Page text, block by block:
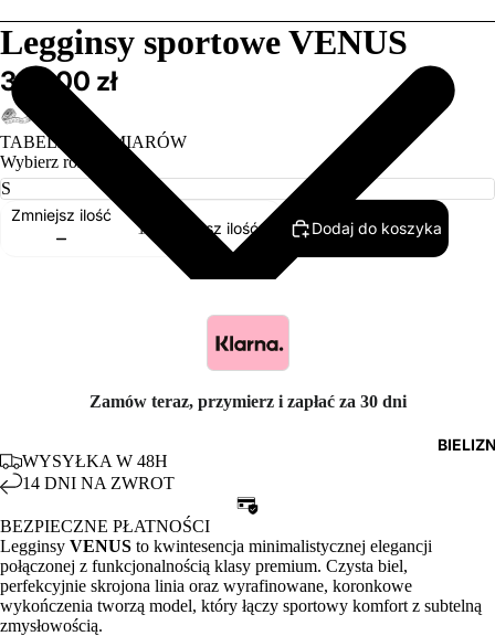
Legginsy sportowe VENUS
369,00 zł
TABELA ROZMIARÓW
Wybierz rozmiar
Zmniejsz ilość
Zwiększ ilość Dodaj do koszyka
Zamów teraz, przymierz i zapłać za 30 dni
WYSYŁKA W 48H
14 DNI NA ZWROT
BEZPIECZNE PŁATNOŚCI
Legginsy VENUS to kwintesencja minimalistycznej elegancji
połączonej z funkcjonalnością klasy premium. Czysta biel,
perfekcyjnie skrojona linia oraz wyrafinowane, koronkowe
wykończenia tworzą model, który łączy sportowy komfort z subtelną
zmysłowością.